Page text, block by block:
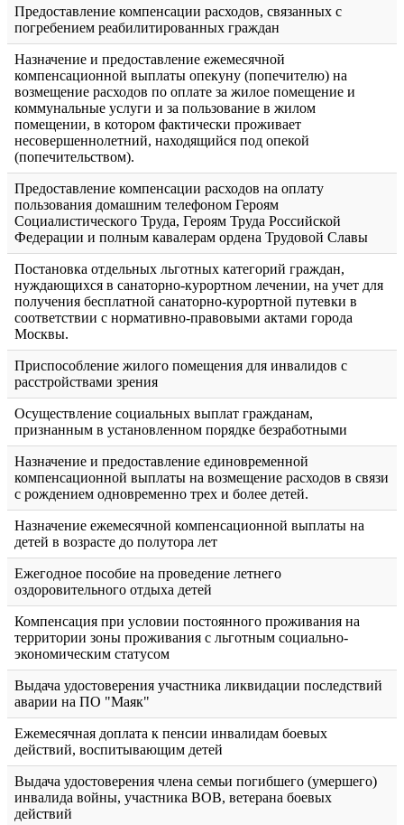
Предоставление компенсации расходов, связанных с
погребением реабилитированных граждан
Назначение и предоставление ежемесячной
компенсационной выплаты опекуну (попечителю) на
возмещение расходов по оплате за жилое помещение и
коммунальные услуги и за пользование в жилом
помещении, в котором фактически проживает
несовершеннолетний, находящийся под опекой
(попечительством).
Предоставление компенсации расходов на оплату
пользования домашним телефоном Героям
Социалистического Труда, Героям Труда Российской
Федерации и полным кавалерам ордена Трудовой Славы
Постановка отдельных льготных категорий граждан,
нуждающихся в санаторно-курортном лечении, на учет для
получения бесплатной санаторно-курортной путевки в
соответствии с нормативно-правовыми актами города
Москвы.
Приспособление жилого помещения для инвалидов с
расстройствами зрения
Осуществление социальных выплат гражданам,
признанным в установленном порядке безработными
Назначение и предоставление единовременной
компенсационной выплаты на возмещение расходов в связи
с рождением одновременно трех и более детей.
Назначение ежемесячной компенсационной выплаты на
детей в возрасте до полутора лет
Ежегодное пособие на проведение летнего
оздоровительного отдыха детей
Компенсация при условии постоянного проживания на
территории зоны проживания с льготным социально-
экономическим статусом
Выдача удостоверения участника ликвидации последствий
аварии на ПО "Маяк"
Ежемесячная доплата к пенсии инвалидам боевых
действий, воспитывающим детей
Выдача удостоверения члена семьи погибшего (умершего)
инвалида войны, участника ВОВ, ветерана боевых
действий